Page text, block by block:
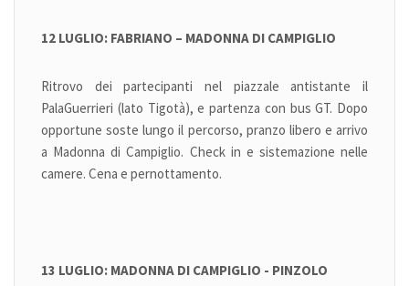
12 LUGLIO: FABRIANO – MADONNA DI CAMPIGLIO
Ritrovo dei partecipanti nel piazzale antistante il
PalaGuerrieri (lato Tigotà), e partenza con bus GT. Dopo
opportune soste lungo il percorso, pranzo libero e arrivo
a Madonna di Campiglio. Check in e sistemazione nelle
camere. Cena e pernottamento.
13 LUGLIO: MADONNA DI CAMPIGLIO - PINZOLO